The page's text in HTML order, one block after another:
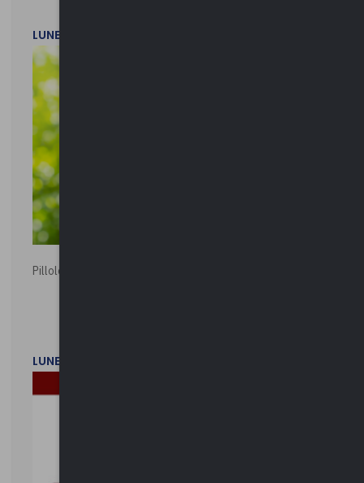
LUNEDì 20 LUGLIO 2026
Pillole ambientali | 2026
LUNEDì 2 FEBBRAIO 2026